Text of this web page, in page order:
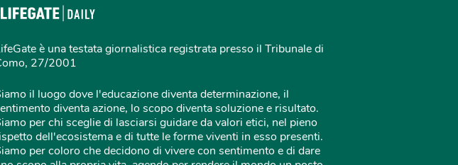
è una testata giornalistica registrata presso il Tribunale di
27/2001
il luogo dove l'educazione diventa determinazione, il
diventa azione, lo scopo diventa soluzione e risultato.
per chi sceglie di lasciarsi guidare da valori etici, nel pieno
dell'ecosistema e di tutte le forme viventi in esso presenti.
per coloro che decidono di vivere con sentimento e di dare